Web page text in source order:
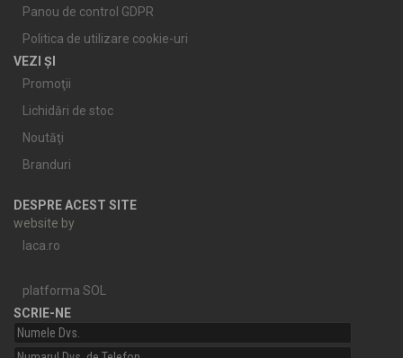
Panou de control GDPR
Politica de utilizare cookie-uri
VEZI ȘI
Promoţii
Lichidări de stoc
Noutăţi
Branduri
DESPRE ACEST SITE
website by
laca.ro
platforma SOL
SCRIE-NE